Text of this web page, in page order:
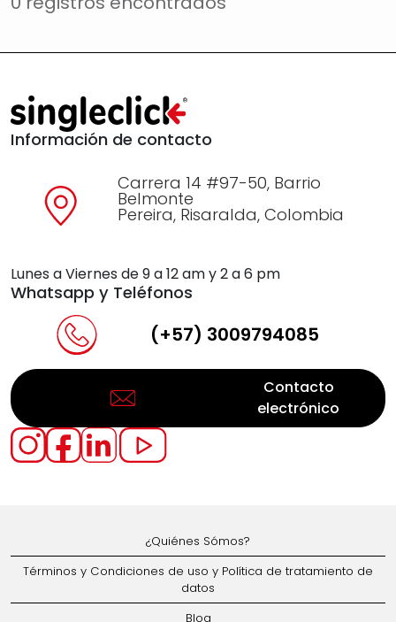
Información de contacto
Carrera 14 #97-50, Barrio
Belmonte
Pereira, Risaralda, Colombia
Lunes a Viernes de 9 a 12 am y 2 a 6 pm
Whatsapp y Teléfonos
(+57) 3009794085
Contacto
electrónico
¿Quiénes Sómos?
Términos y Condiciones de uso y Política de tratamiento de
datos
Blog